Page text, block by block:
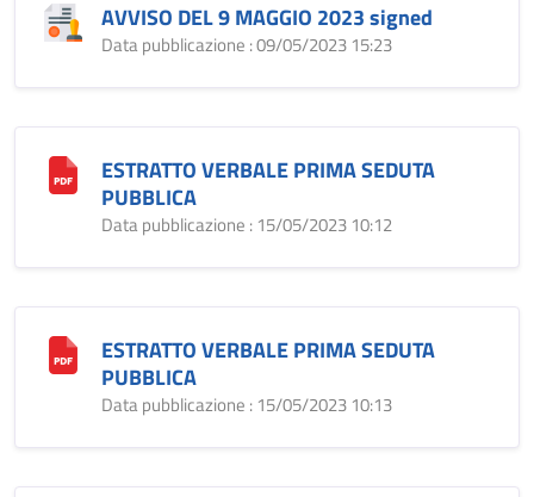
AVVISO DEL 9 MAGGIO 2023 signed
Data pubblicazione : 09/05/2023 15:23
ESTRATTO VERBALE PRIMA SEDUTA
PUBBLICA
Data pubblicazione : 15/05/2023 10:12
ESTRATTO VERBALE PRIMA SEDUTA
PUBBLICA
Data pubblicazione : 15/05/2023 10:13